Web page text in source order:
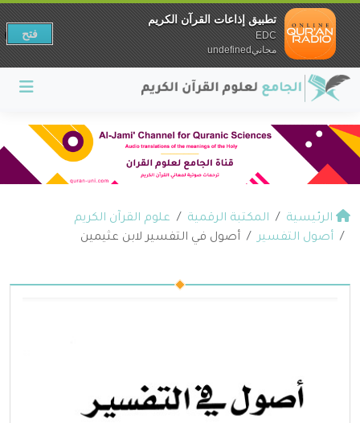
الرئيسية المكتبة الرقمية
علوم القرآن الكريم
أصول التفسير
أصول في التفسير لابن عثيمين
تطبيق إذاعات القرآن الكريم
EDC
مجانيundefined
فتح